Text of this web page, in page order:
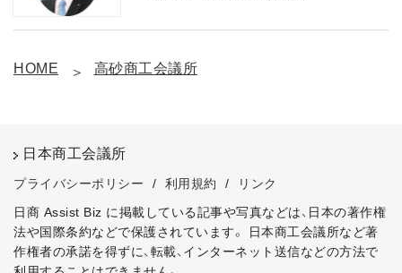
HOME 高砂商工会議所
日本商工会議所
プライバシーポリシー / 利用規約 /
リンク
日商 Assist Biz に掲載している記事や写真などは、日本の著作権
法や国際条約などで保護されています。
日本商工会議所など著
作権者の承諾を得ずに、転載、インターネット送信などの方法で